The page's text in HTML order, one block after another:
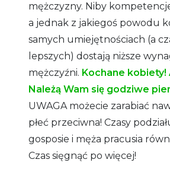
mężczyzny. Niby
a jednak z jakiegoś powodu
samych umiejętnościach (a
lepszych) dostają niższe
mężczyźni. Kochane kobiety!
Należą Wam się godziwe
UWAGA możecie zarabiać
płeć przeciwna! Czasy
gosposie i męża pracusia
Czas sięgnąć po więcej!